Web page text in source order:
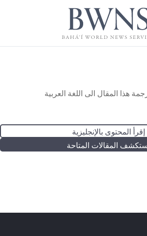
هذا المقال الى اللغة العربية
إقرأ المحتوى بالإنجليزية
المقالات المتاحة